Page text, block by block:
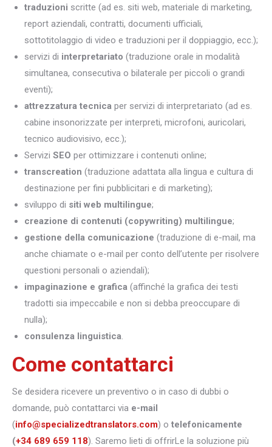
traduzioni scritte (ad es. siti web, materiale di marketing,
report aziendali, contratti, documenti ufficiali,
sottotitolaggio di video e traduzioni per il doppiaggio, ecc.);
servizi di interpretariato (traduzione orale in modalità
simultanea, consecutiva o bilaterale per piccoli o grandi
eventi);
attrezzatura tecnica per servizi di interpretariato (ad es.
cabine insonorizzate per interpreti, microfoni, auricolari,
tecnico audiovisivo, ecc.);
Servizi SEO per ottimizzare i contenuti online;
transcreation (traduzione adattata alla lingua e cultura di
destinazione per fini pubblicitari e di marketing);
sviluppo di siti web multilingue;
creazione di contenuti (copywriting) multilingue;
gestione della comunicazione (traduzione di e-mail, ma
anche chiamate o e-mail per conto dell’utente per risolvere
questioni personali o aziendali);
impaginazione e grafica (affinché la grafica dei testi
tradotti sia impeccabile e non si debba preoccupare di
nulla);
consulenza linguistica.
Come contattarci
Se desidera ricevere un preventivo o in caso di dubbi o
domande, può contattarci via e-mail
(info@specializedtranslators.com) o telefonicamente
(+34 689 659 118). Saremo lieti di offrirLe la soluzione più